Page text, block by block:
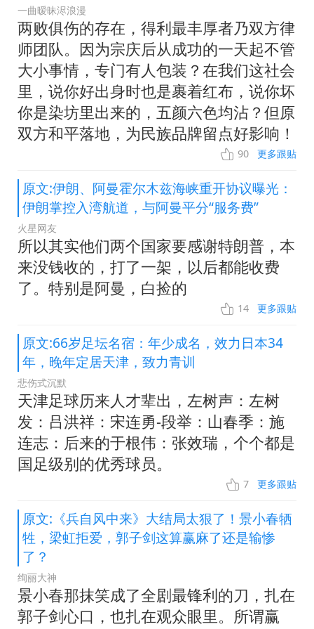
一曲暧昧浕浪漫
两败俱伤的存在，得利最丰厚者乃双方律
师团队。因为宗庆后从成功的一天起不管
大小事情，专门有人包装？在我们这社会
里，说你好出身时也是裹着红布，说你坏
你是染坊里出来的，五颜六色均沾？但原
双方和平落地，为民族品牌留点好影响！
90 更多跟贴
原文:伊朗、阿曼霍尔木兹海峡重开协议曝光：
伊朗掌控入湾航道，与阿曼平分“服务费”
火星网友
所以其实他们两个国家要感谢特朗普，本
来没钱收的，打了一架，以后都能收费
了。特别是阿曼，白捡的
14 更多跟贴
原文:66岁足坛名宿：年少成名，效力日本34
年，晚年定居天津，致力青训
悲伤式沉默
天津足球历来人才辈出，左树声：左树
发：吕洪祥：宋连勇-段举：山春季：施
连志：后来的于根伟：张效瑞，个个都是
国足级别的优秀球员。
7 更多跟贴
原文:《兵自风中来》大结局太狠了！景小春牺
牲，梁虹拒爱，郭子剑这算赢麻了还是输惨
了？
绚丽大神
景小春那抹笑成了全剧最锋利的刀，扎在
郭子剑心口，也扎在观众眼里。所谓赢